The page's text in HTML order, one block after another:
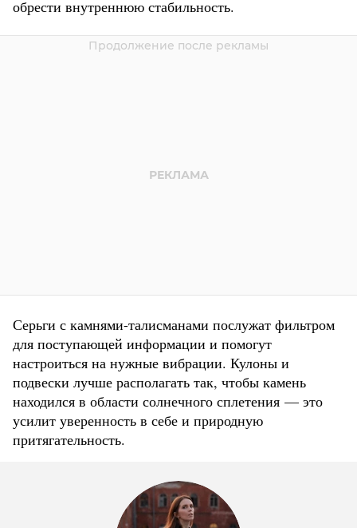
обрести внутреннюю стабильность.
Серьги с камнями-талисманами послужат фильтром
для поступающей информации и помогут
настроиться на нужные вибрации. Кулоны и
подвески лучше располагать так, чтобы камень
находился в области солнечного сплетения — это
усилит уверенность в себе и природную
притягательность.